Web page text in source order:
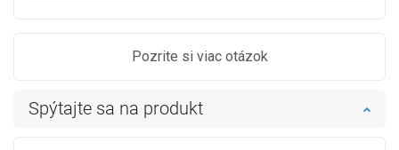
Pozrite si viac otázok
Spýtajte sa na produkt